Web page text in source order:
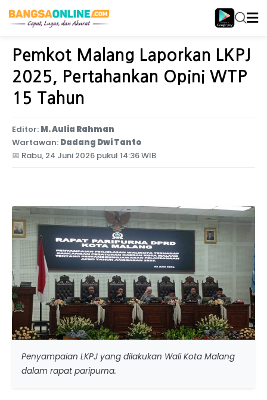
Home Jawa Timur
Pemkot Malang Laporkan LKPJ
2025, Pertahankan Opini WTP
15 Tahun
Editor: M. Aulia Rahman
Wartawan: Dadang Dwi Tanto
📅 Rabu, 24 Juni 2026 pukul 14:36 WIB
Penyampaian LKPJ yang dilakukan Wali Kota Malang
dalam rapat paripurna.